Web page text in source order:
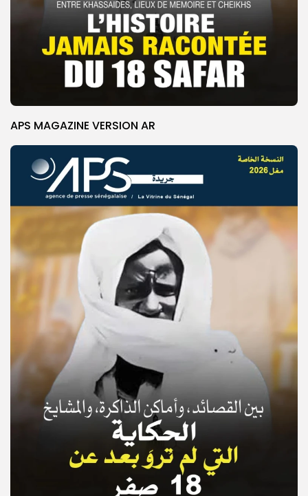
© Copyright 2025, APS
APS MAGAZINE VERSION AR